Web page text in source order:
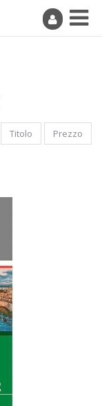
Titolo Prezzo